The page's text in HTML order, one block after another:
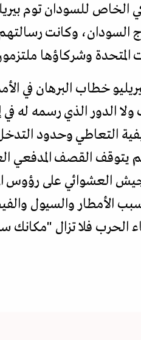
الخاص للسودان توم
السودان، وكانت
المتحدة وشركاؤها
خطاب البرهان في
الدور الذي رسمه له
التعاطي وحدود التدخل
يتوقف القصف المدفعي
العشوائي على رؤوس
الأمطار والسيول
الحرب فلا تزال